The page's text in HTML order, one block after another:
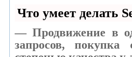
Что умеет делать
— Продвижение в
запросов,